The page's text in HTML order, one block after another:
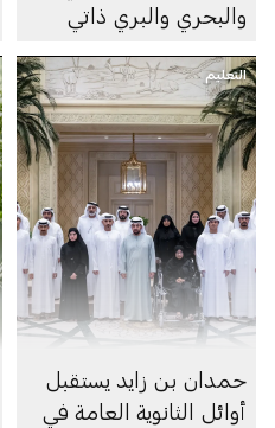
والبحري والبري ذاتي
التعليم
حمدان بن زايد يستقبل
أوائل الثانوية العامة في